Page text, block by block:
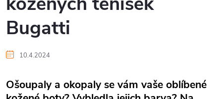
Bugatti
10.4.2024
Ošoupaly a okopaly se vám vaše oblíbené